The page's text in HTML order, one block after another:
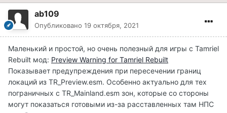
ab109
Опубликовано 19 октября, 2021
Маленький и простой, но очень полезный для игры с Tamriel
Rebuilt мод: Preview Warning for Tamriel Rebuilt
Показывает предупреждения при пересечении границ
локаций из TR_Preview.esm. Особенно актуально для тех
пограничных с TR_Mainland.esm зон, которые со стороны
могут показаться готовыми из-за расставленных там НПС